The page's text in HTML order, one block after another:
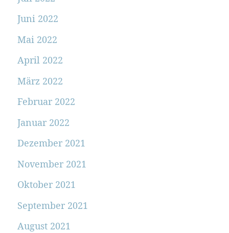
Juni 2022
Mai 2022
April 2022
März 2022
Februar 2022
Januar 2022
Dezember 2021
November 2021
Oktober 2021
September 2021
August 2021